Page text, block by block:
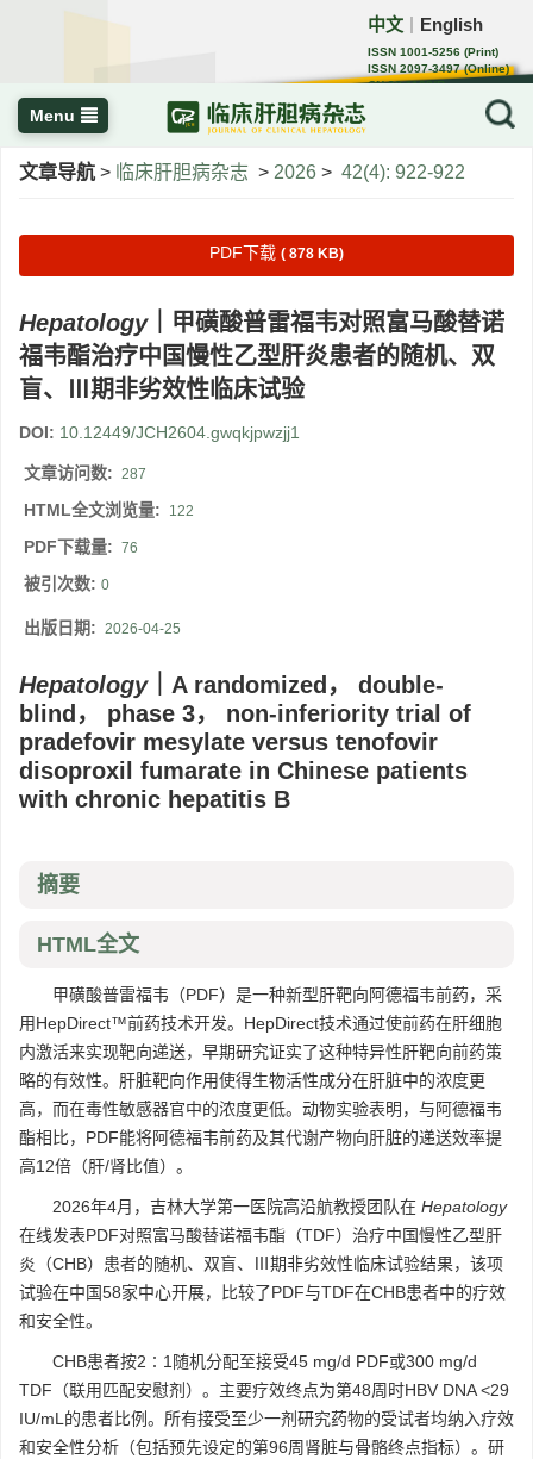
中文 English
ISSN 1001-5256 (Print)
ISSN 2097-3497 (Online)
CN 22-1108/R
Menu
文章导航 > 临床肝胆病杂志 > 2026 > 42(4): 922-922
PDF下载 ( 878 KB)
Hepatology｜甲磺酸普雷福韦对照富马酸替诺
福韦酯治疗中国慢性乙型肝炎患者的随机、双
盲、Ⅲ期非劣效性临床试验
DOI: 10.12449/JCH2604.gwqkjpwzjj1
文章访问数: 287
HTML全文浏览量: 122
PDF下载量: 76
被引次数: 0
出版日期: 2026-04-25
Hepatology｜A randomized， double-
blind， phase 3， non-inferiority trial of
pradefovir mesylate versus tenofovir
disoproxil fumarate in Chinese patients
with chronic hepatitis B
摘要
HTML全文
甲磺酸普雷福韦（PDF）是一种新型肝靶向阿德福韦前药，采
用HepDirect™前药技术开发。HepDirect技术通过使前药在肝细胞
内激活来实现靶向递送，早期研究证实了这种特异性肝靶向前药策
略的有效性。肝脏靶向作用使得生物活性成分在肝脏中的浓度更
高，而在毒性敏感器官中的浓度更低。动物实验表明，与阿德福韦
酯相比，PDF能将阿德福韦前药及其代谢产物向肝脏的递送效率提
高12倍（肝/肾比值）。
2026年4月，吉林大学第一医院高沿航教授团队在 Hepatology
在线发表PDF对照富马酸替诺福韦酯（TDF）治疗中国慢性乙型肝
炎（CHB）患者的随机、双盲、Ⅲ期非劣效性临床试验结果，该项
试验在中国58家中心开展，比较了PDF与TDF在CHB患者中的疗效
和安全性。
CHB患者按2∶1随机分配至接受45 mg/d PDF或300 mg/d
TDF（联用匹配安慰剂）。主要疗效终点为第48周时HBV DNA <29
IU/mL的患者比例。所有接受至少一剂研究药物的受试者均纳入疗效
和安全性分析（包括预先设定的第96周肾脏与骨骼终点指标）。研